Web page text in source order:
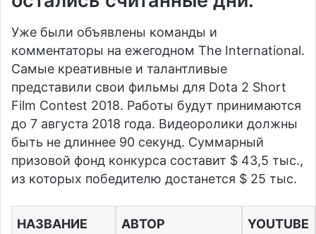
Уже были объявлены команды и
комментаторы на ежегодном The International.
Самые креативные и талантливые
представили свои фильмы для Dota 2 Short
Film Contest 2018. Работы будут принимаются
до 7 августа 2018 года. Видеоролики должны
быть не длиннее 90 секунд. Суммарный
призовой фонд конкурса составит $ 43,5 тыс.,
из которых победителю достанется $ 25 тыс.
НАЗВАНИЕ АВТОР YOUTUBE